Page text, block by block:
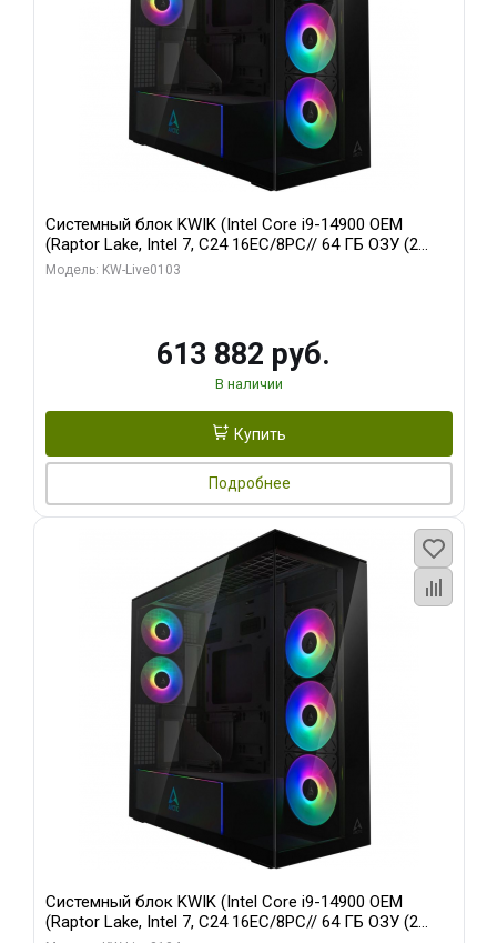
Системный блок KWIK (Intel Core i9-14900 OEM
(Raptor Lake, Intel 7, C24 16EC/8PC// 64 ГБ ОЗУ (2
модуля)/ Afox RTX4090 24GB GDDR6X 384-Bit 3xDP
Модель: KW-Live0103
613 882 руб.
В наличии
Купить
Подробнее
Системный блок KWIK (Intel Core i9-14900 OEM
(Raptor Lake, Intel 7, C24 16EC/8PC// 64 ГБ ОЗУ (2